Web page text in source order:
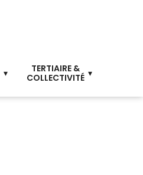
TERTIAIRE &
COLLECTIVITÉ